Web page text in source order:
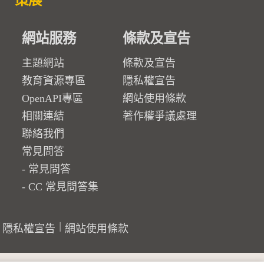
網站服務
主題網站
教育資源專區
OpenAPI專區
相關連結
聯絡我們
常見問答
常見問答
CC 常見問答集
條款及宣告
條款及宣告
隱私權宣告
網站使用條款
著作權爭議處理
隱私權宣告 網站使用條款